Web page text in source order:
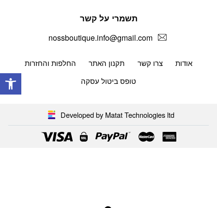
אודות צרו קשר תקנון האתר
החלפות והחזרות
טופס ביטול עסקה
תשמרי על קשר
nossboutique.info@gmail.com
Developed by Matat Technologies ltd